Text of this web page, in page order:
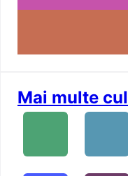
Mai multe